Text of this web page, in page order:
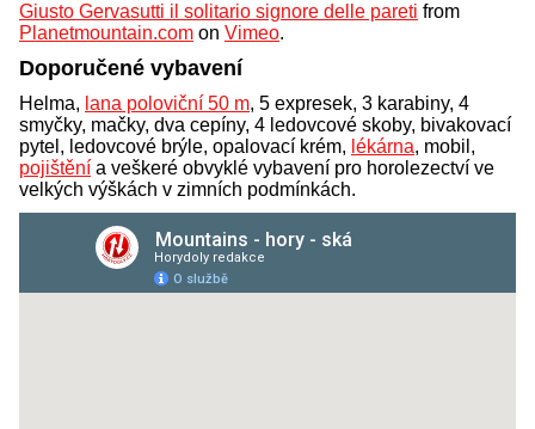
Giusto Gervasutti il solitario signore delle pareti from
Planetmountain.com on Vimeo.
Doporučené vybavení
Helma, lana poloviční 50 m, 5 expresek, 3 karabiny, 4
smyčky, mačky, dva cepíny, 4 ledovcové skoby, bivakovací
pytel, ledovcové brýle, opalovací krém, lékárna, mobil,
pojištění a veškeré obvyklé vybavení pro horolezectví ve
velkých výškách v zimních podmínkách.